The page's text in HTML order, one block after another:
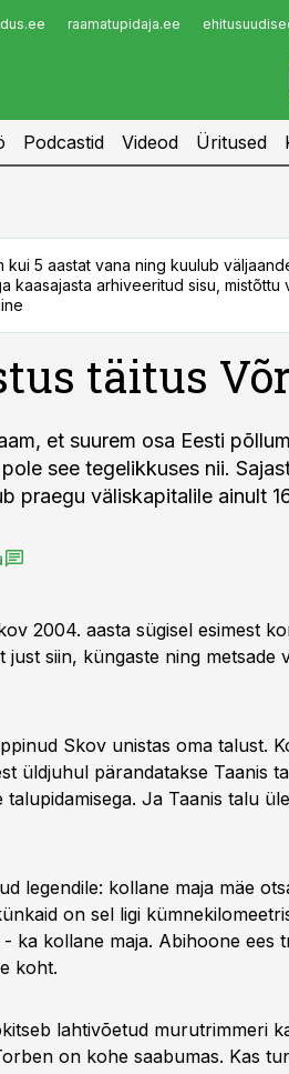
raamatupidaja.ee
Podcastid Videod Üritused
kui 5 aastat vana ning kuulub
kaasajasta arhiveeritud sisu, mistõttu
täitus
et suurem osa Eesti
see tegelikkuses nii.
praegu väliskapitalile ainult
2004. aasta sügisel esimest
just siin, küngaste ning metsade
Skov unistas oma talust.
üldjuhul pärandatakse Taanis
talupidamisega. Ja Taanis talu
legendile: kollane maja mäe
on sel ligi
ka kollane maja. Abihoone ees
koht.
lahtivõetud murutrimmeri
on kohe saabumas. Kas